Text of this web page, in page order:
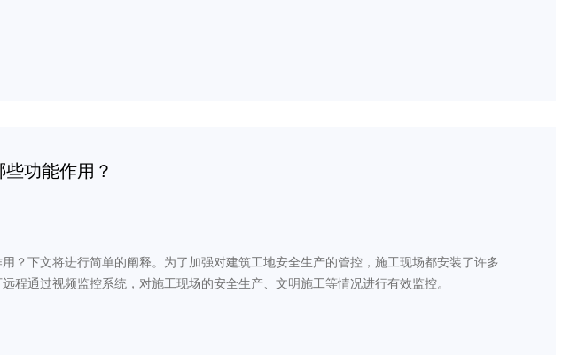
功能作用？
？下文将进行简单的阐释。为了加强对建筑工地安全生产的管控，施工现场都安装了许多
程通过视频监控系统，对施工现场的安全生产、文明施工等情况进行有效监控。